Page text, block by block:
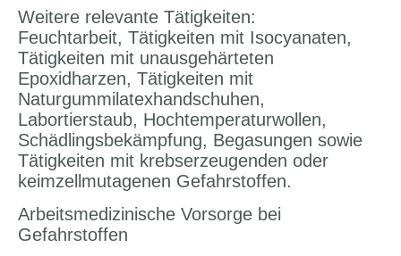
Weitere relevante Tätigkeiten:
Feuchtarbeit, Tätigkeiten mit Isocyanaten,
Tätigkeiten mit unausgehärteten
Epoxidharzen, Tätigkeiten mit
Naturgummilatexhandschuhen,
Labortierstaub, Hochtemperaturwollen,
Schädlingsbekämpfung, Begasungen sowie
Tätigkeiten mit krebserzeugenden oder
keimzellmutagenen Gefahrstoffen.
Arbeitsmedizinische Vorsorge bei
Gefahrstoffen